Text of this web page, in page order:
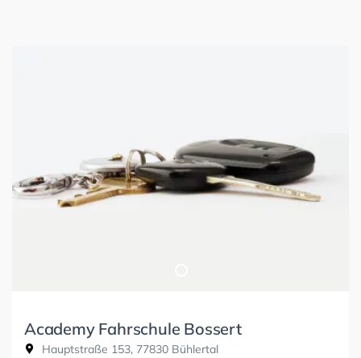
Academy Fahrschule Bossert
Hauptstraße 153, 77830 Bühlertal